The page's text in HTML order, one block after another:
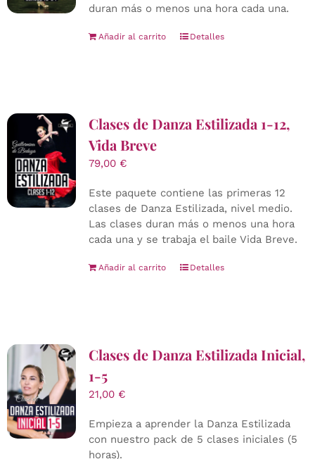
duran más o menos una hora cada una.
Añadir al carrito Detalles
Clases de Danza Estilizada 1-12,
Vida Breve
79,00 €
Este paquete contiene las primeras 12
clases de Danza Estilizada, nivel medio.
Las clases duran más o menos una hora
cada una y se trabaja el baile Vida Breve.
Añadir al carrito Detalles
Clases de Danza Estilizada Inicial,
1-5
21,00 €
Empieza a aprender la Danza Estilizada
con nuestro pack de 5 clases iniciales (5
horas).